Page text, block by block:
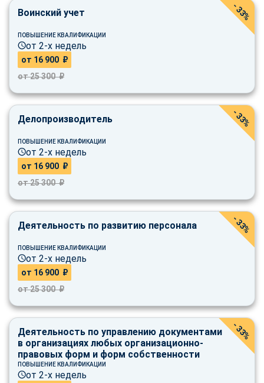
Воинский учет
ПОВЫШЕНИЕ КВАЛИФИКАЦИИ
от 2-х недель
от 16 900 ₽
от 25 300 ₽
- 33%
Делопроизводитель
ПОВЫШЕНИЕ КВАЛИФИКАЦИИ
от 2-х недель
от 16 900 ₽
от 25 300 ₽
- 33%
Деятельность по развитию персонала
ПОВЫШЕНИЕ КВАЛИФИКАЦИИ
от 2-х недель
от 16 900 ₽
от 25 300 ₽
- 33%
Деятельность по управлению документами
в организациях любых организационно-
правовых форм и форм собственности
ПОВЫШЕНИЕ КВАЛИФИКАЦИИ
от 2-х недель
- 33%